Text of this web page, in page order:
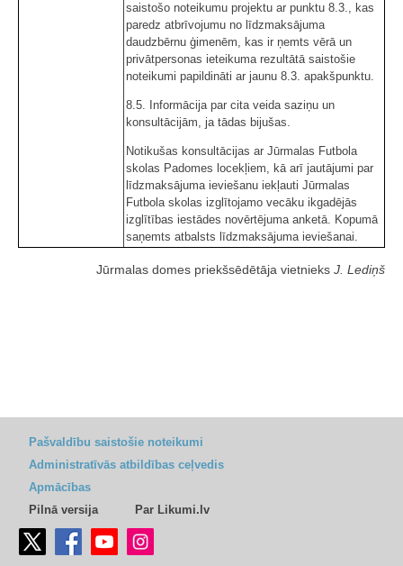
saistošo noteikumu projektu ar punktu 8.3., kas
paredz atbrīvojumu no līdzmaksājuma
daudzbērnu ģimenēm, kas ir ņemts vērā un
privātpersonas ieteikuma rezultātā saistošie
noteikumi papildināti ar jaunu 8.3. apakšpunktu.
8.5. Informācija par cita veida saziņu un
konsultācijām, ja tādas bijušas.
Notikušas konsultācijas ar Jūrmalas Futbola
skolas Padomes locekļiem, kā arī jautājumi par
līdzmaksājuma ieviešanu iekļauti Jūrmalas
Futbola skolas izglītojamo vecāku ikgadējās
izglītības iestādes novērtējuma anketā. Kopumā
saņemts atbalsts līdzmaksājuma ieviešanai.
Jūrmalas domes priekšsēdētāja vietnieks J. Lediņš
Pašvaldību saistošie noteikumi
Administratīvās atbildības ceļvedis
Apmācības
Pilnā versija
Par Likumi.lv